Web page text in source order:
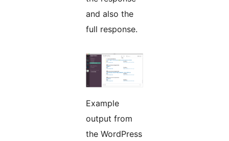
and also the
full response.
Example
output from
the WordPress